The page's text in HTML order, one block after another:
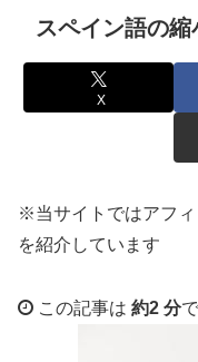
スペイン語の縮
X
※当サイトではアフ
を紹介しています
この記事は 約2 分